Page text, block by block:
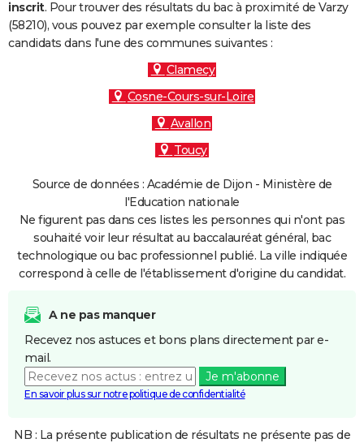
inscrit. Pour trouver des résultats du bac à proximité de Varzy
(58210), vous pouvez par exemple consulter la liste des
candidats dans l'une des communes suivantes :
Clamecy
Cosne-Cours-sur-Loire
Avallon
Toucy
Source de données : Académie de Dijon - Ministère de
l'Education nationale
Ne figurent pas dans ces listes les personnes qui n'ont pas
souhaité voir leur résultat au baccalauréat général, bac
technologique ou bac professionnel publié. La ville indiquée
correspond à celle de l'établissement d'origine du candidat.
A ne pas manquer
Recevez nos astuces et bons plans directement par e-
mail.
Je m'abonne
En savoir plus sur notre politique de confidentialité
NB : La présente publication de résultats ne présente pas de